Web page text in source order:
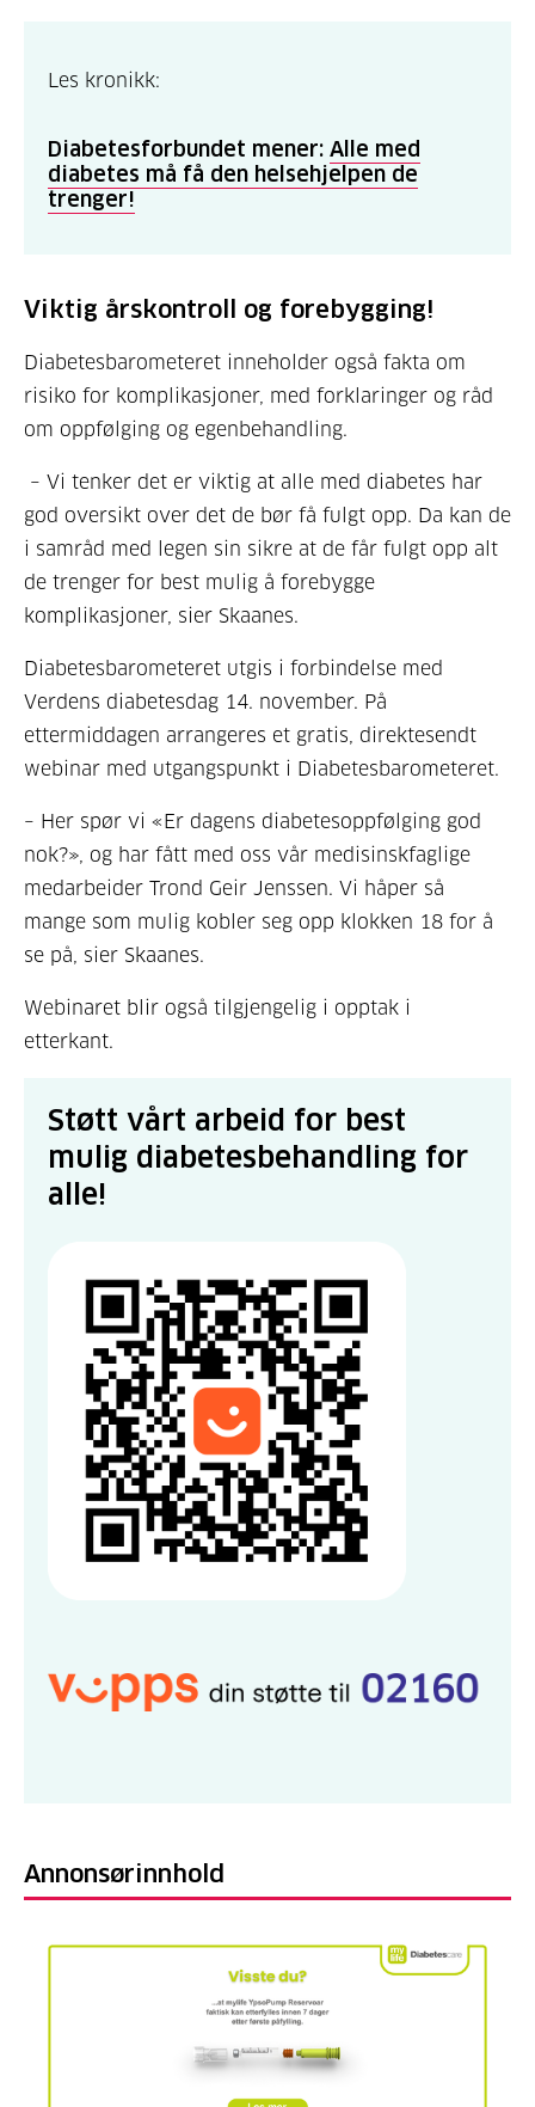
Les kronikk:
Diabetesforbundet mener: Alle med
diabetes må få den helsehjelpen de
trenger!
Viktig årskontroll og forebygging!
Diabetesbarometeret inneholder også fakta om
risiko for komplikasjoner, med forklaringer og råd
om oppfølging og egenbehandling.
– Vi tenker det er viktig at alle med diabetes har
god oversikt over det de bør få fulgt opp. Da kan de
i samråd med legen sin sikre at de får fulgt opp alt
de trenger for best mulig å forebygge
komplikasjoner, sier Skaanes.
Diabetesbarometeret utgis i forbindelse med
Verdens diabetesdag 14. november. På
ettermiddagen arrangeres et gratis, direktesendt
webinar med utgangspunkt i Diabetesbarometeret.
– Her spør vi «Er dagens diabetesoppfølging god
nok?», og har fått med oss vår medisinskfaglige
medarbeider Trond Geir Jenssen. Vi håper så
mange som mulig kobler seg opp klokken 18 for å
se på, sier Skaanes.
Webinaret blir også tilgjengelig i opptak i
etterkant.
Støtt vårt arbeid for best
mulig diabetesbehandling for
alle!
Annonsørinnhold